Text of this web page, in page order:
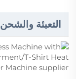
التعبئة والشحن